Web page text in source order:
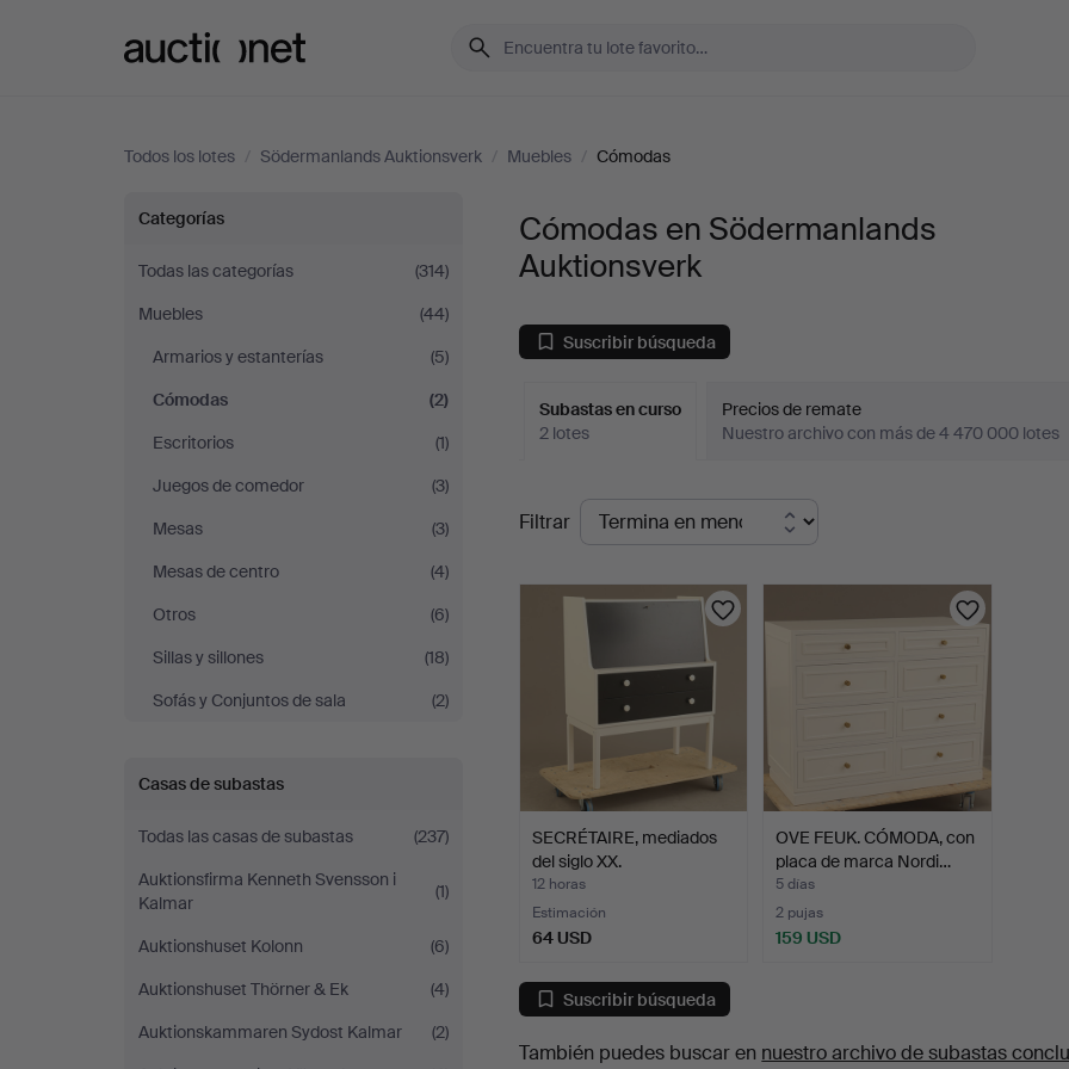
Todos los lotes / Södermanlands Auktionsverk / Muebles / Cómodas
Cómodas
en
Södermanlands
Auktionsverk
Categorías
Todas las categorías
(314)
Muebles
(44)
Armarios y estanterías
(5)
Cómodas
(2)
Escritorios
(1)
Juegos de comedor
(3)
Mesas
(3)
Mesas de centro
(4)
Otros
(6)
Sillas y sillones
(18)
Sofás y Conjuntos de sala
(2)
Casas de subastas
Todas las casas de subastas
(237)
Auktionsfirma Kenneth Svensson i
Kalmar
(1)
Auktionshuset Kolonn
(6)
Auktionshuset Thörner & Ek
(4)
Auktionskammaren Sydost Kalmar
(2)
Cómodas en Södermanlands
Auktionsverk
Suscribir búsqueda
Subastas en curso
2 lotes
Precios de remate
Nuestro archivo con más de 4 470 000 lotes
Subastas
en
curso
Filtrar
SECRÉTAIRE, mediados
del siglo XX.
12 horas
Estimación
64 USD
OVE FEUK. CÓMODA, con
placa de marca Nordi…
5 días
2 pujas
159 USD
Suscribir búsqueda
También puedes buscar en nuestro archivo de subastas